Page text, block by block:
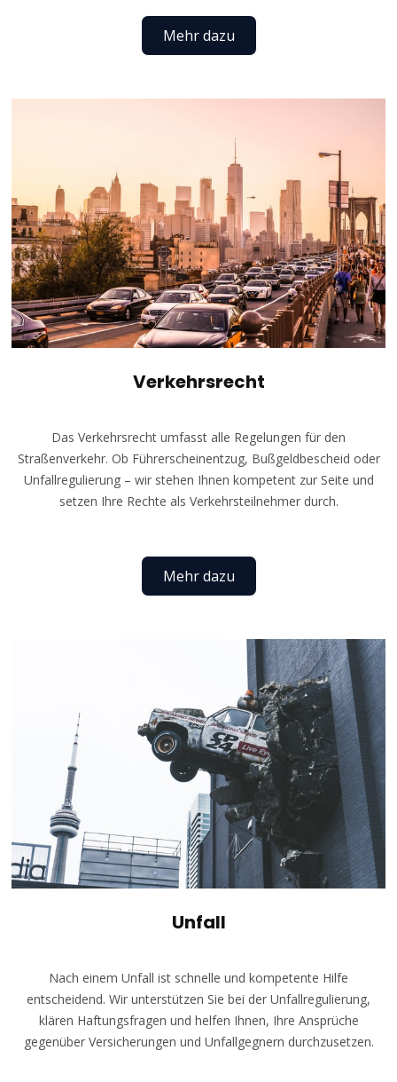
Mehr dazu
Verkehrsrecht
Das Verkehrsrecht umfasst alle Regelungen für den
Straßenverkehr. Ob Führerscheinentzug, Bußgeldbescheid oder
Unfallregulierung – wir stehen Ihnen kompetent zur Seite und
setzen Ihre Rechte als Verkehrsteilnehmer durch.
Mehr dazu
Unfall
Nach einem Unfall ist schnelle und kompetente Hilfe
entscheidend. Wir unterstützen Sie bei der Unfallregulierung,
klären Haftungsfragen und helfen Ihnen, Ihre Ansprüche
gegenüber Versicherungen und Unfallgegnern durchzusetzen.